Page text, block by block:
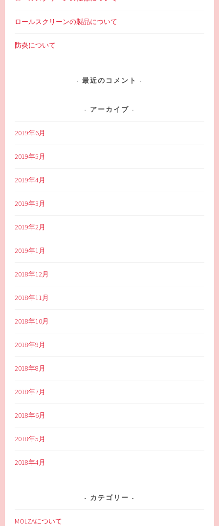
ロールスクリーンの製品について
防炎について
最近のコメント
アーカイブ
2019年6月
2019年5月
2019年4月
2019年3月
2019年2月
2019年1月
2018年12月
2018年11月
2018年10月
2018年9月
2018年8月
2018年7月
2018年6月
2018年5月
2018年4月
カテゴリー
MOLZAについて